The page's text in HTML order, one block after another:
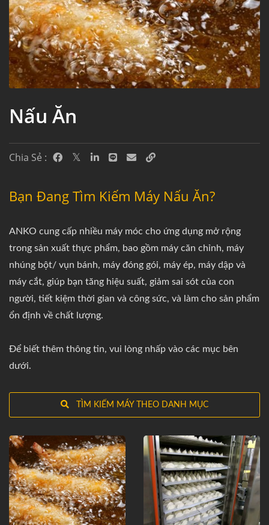
Nấu Ăn
Chia Sẻ :
Bạn Đang Tìm Kiếm Máy Nấu Ăn?
ANKO cung cấp nhiều máy móc cho ứng dụng mở rộng
trong sản xuất thực phẩm, bao gồm máy căn chỉnh, máy
nhúng bột/ vụn bánh, máy đóng gói, máy ép, máy dập và
máy cắt, giúp bạn tăng hiệu suất, giảm sai sót của con
người, tiết kiệm thời gian và công sức, và làm cho sản phẩm
ổn định về chất lượng.
Để biết thêm thông tin, vui lòng nhấp vào các mục bên
dưới.
TÌM KIẾM MÁY THEO DANH MỤC